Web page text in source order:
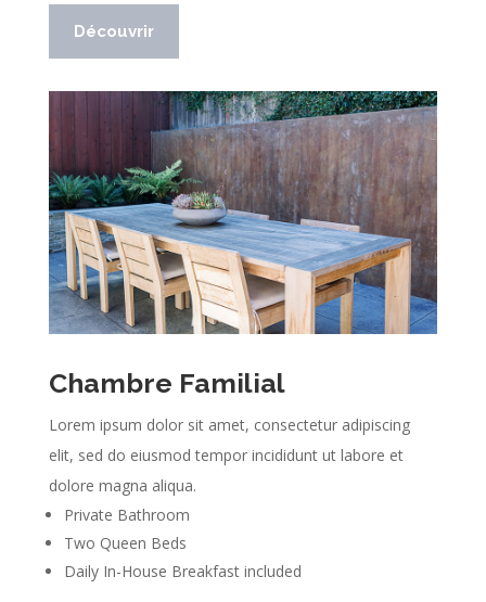
Découvrir
Chambre Familial
Lorem ipsum dolor sit amet, consectetur adipiscing
elit, sed do eiusmod tempor incididunt ut labore et
dolore magna aliqua.
Private Bathroom
Two Queen Beds
Daily In-House Breakfast included